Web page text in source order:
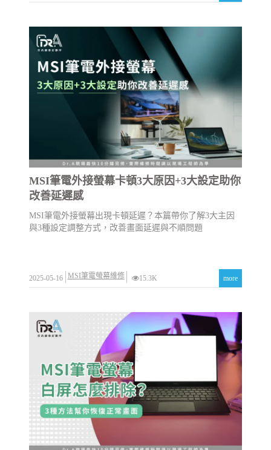
MSI筆電外接螢幕卡頓3大原因+3大設定助你
改善延遲感
MSI筆電外接螢幕出現卡頓延遲？本篇帶你了解3大主因
與3種設定調整方式，改善畫面延遲與不順問題
2025-05-16 MSI筆電螢幕維修 15.3K more